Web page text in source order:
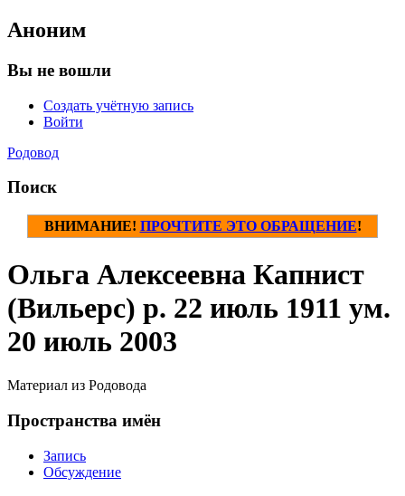
Аноним
Вы не вошли
Создать учётную запись
Войти
Родовод
Поиск
ВНИМАНИЕ! ПРОЧТИТЕ ЭТО ОБРАЩЕНИЕ!
Ольга Алексеевна Капнист
(Вильерс) р. 22 июль 1911 ум.
20 июль 2003
Материал из Родовода
Пространства имён
Запись
Обсуждение